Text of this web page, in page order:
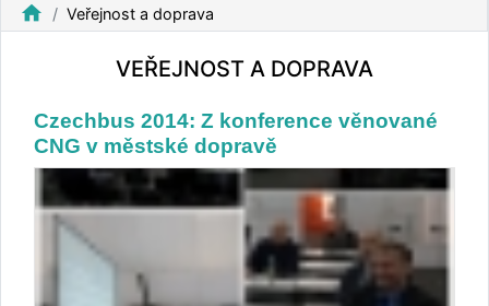
home Veřejnost a doprava
VEŘEJNOST A DOPRAVA
Czechbus 2014: Z konference věnované
CNG v městské dopravě